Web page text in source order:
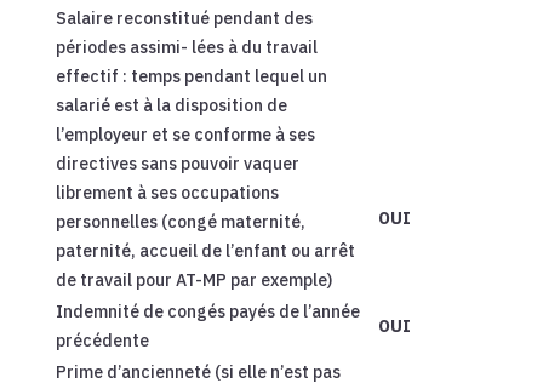
Salaire reconstitué pendant des
périodes assimi- lées à du travail
effectif : temps pendant lequel un
salarié est à la disposition de
l’employeur et se conforme à ses
directives sans pouvoir vaquer
librement à ses occupations
personnelles (congé maternité,
paternité, accueil de l’enfant ou arrêt
de travail pour AT-MP par exemple)
OUI
Indemnité de congés payés de l’année
précédente
OUI
Prime d’ancienneté (si elle n’est pas